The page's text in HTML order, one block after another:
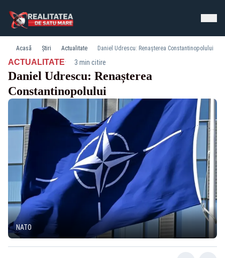
Acasă Știri Actualitate Daniel Udrescu: Renașterea Constantinopolului
ACTUALITATE· 3 min citire
Daniel Udrescu: Renașterea
Constantinopolului
NATO